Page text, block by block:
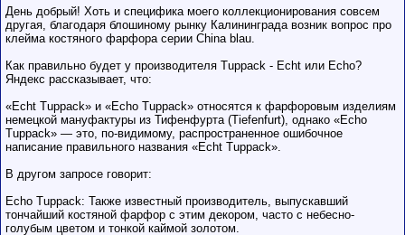
День добрый! Хоть и специфика моего коллекционирования совсем
другая, благодаря блошиному рынку Калининграда возник вопрос про
клейма костяного фарфора серии China blau.
Как правильно будет у производителя Tuppack - Echt или Echo?
Яндекс рассказывает, что:
«Echt Tuppack» и «Echo Tuppack» относятся к фарфоровым изделиям
немецкой мануфактуры из Тифенфурта (Tiefenfurt), однако «Echo
Tuppack» — это, по-видимому, распространенное ошибочное
написание правильного названия «Echt Tuppack».
В другом запросе говорит:
Echo Tuppack: Также известный производитель, выпускавший
тончайший костяной фарфор с этим декором, часто с небесно-
голубым цветом и тонкой каймой золотом.